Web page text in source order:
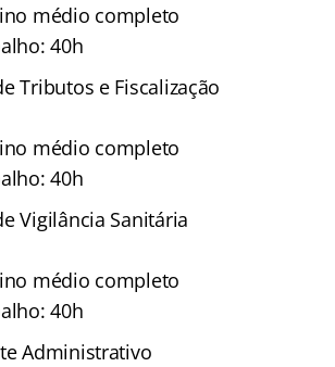
médio completo
40h
Tributos e Fiscalização
médio completo
40h
Vigilância Sanitária
médio completo
40h
Administrativo